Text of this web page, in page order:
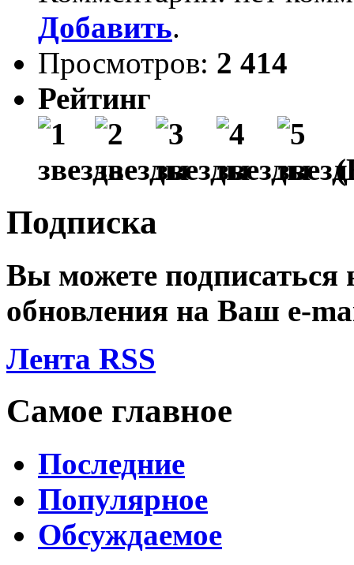
Добавить.
Просмотров: 2 414
Рейтинг
Подписка
Вы можете подписаться
обновления на Ваш e-
Лента RSS
Самое главное
Последние
Популярное
Обсуждаемое